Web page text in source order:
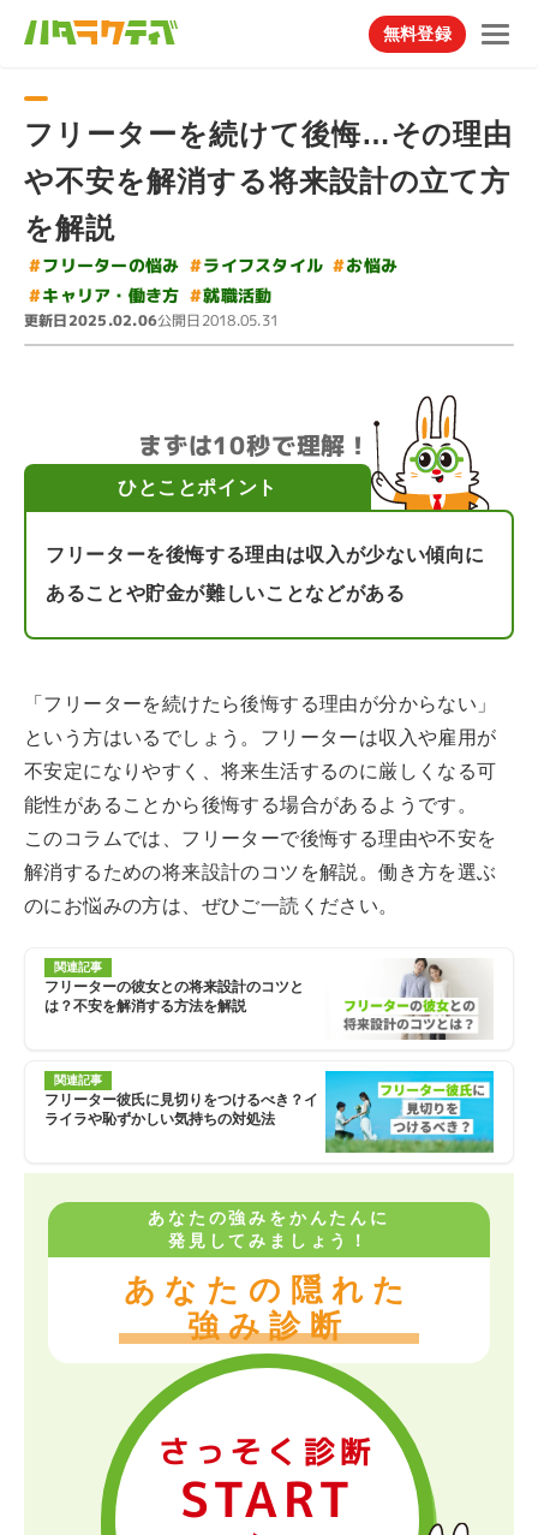
無料登録
フリーターを続けて後悔…その理由
や不安を解消する将来設計の立て方
を解説
#フリーターの悩み #ライフスタイル #お悩み
#キャリア・働き方 #就職活動
更新日2025.02.06公開日2018.05.31
まずは10秒で理解！
ひとことポイント
フリーターを後悔する理由は収入が少ない傾向に
あることや貯金が難しいことなどがある
「フリーターを続けたら後悔する理由が分からない」
という方はいるでしょう。フリーターは収入や雇用が
不安定になりやすく、将来生活するのに厳しくなる可
能性があることから後悔する場合があるようです。
このコラムでは、フリーターで後悔する理由や不安を
解消するための将来設計のコツを解説。働き方を選ぶ
のにお悩みの方は、ぜひご一読ください。
関連記事
フリーターの彼女との将来設計のコツと
は？不安を解消する方法を解説
関連記事
フリーター彼氏に見切りをつけるべき？イ
ライラや恥ずかしい気持ちの対処法
あなたの強みをかんたんに
発見してみましょう！
あなたの隠れた
強み診断
さっそく診断
START